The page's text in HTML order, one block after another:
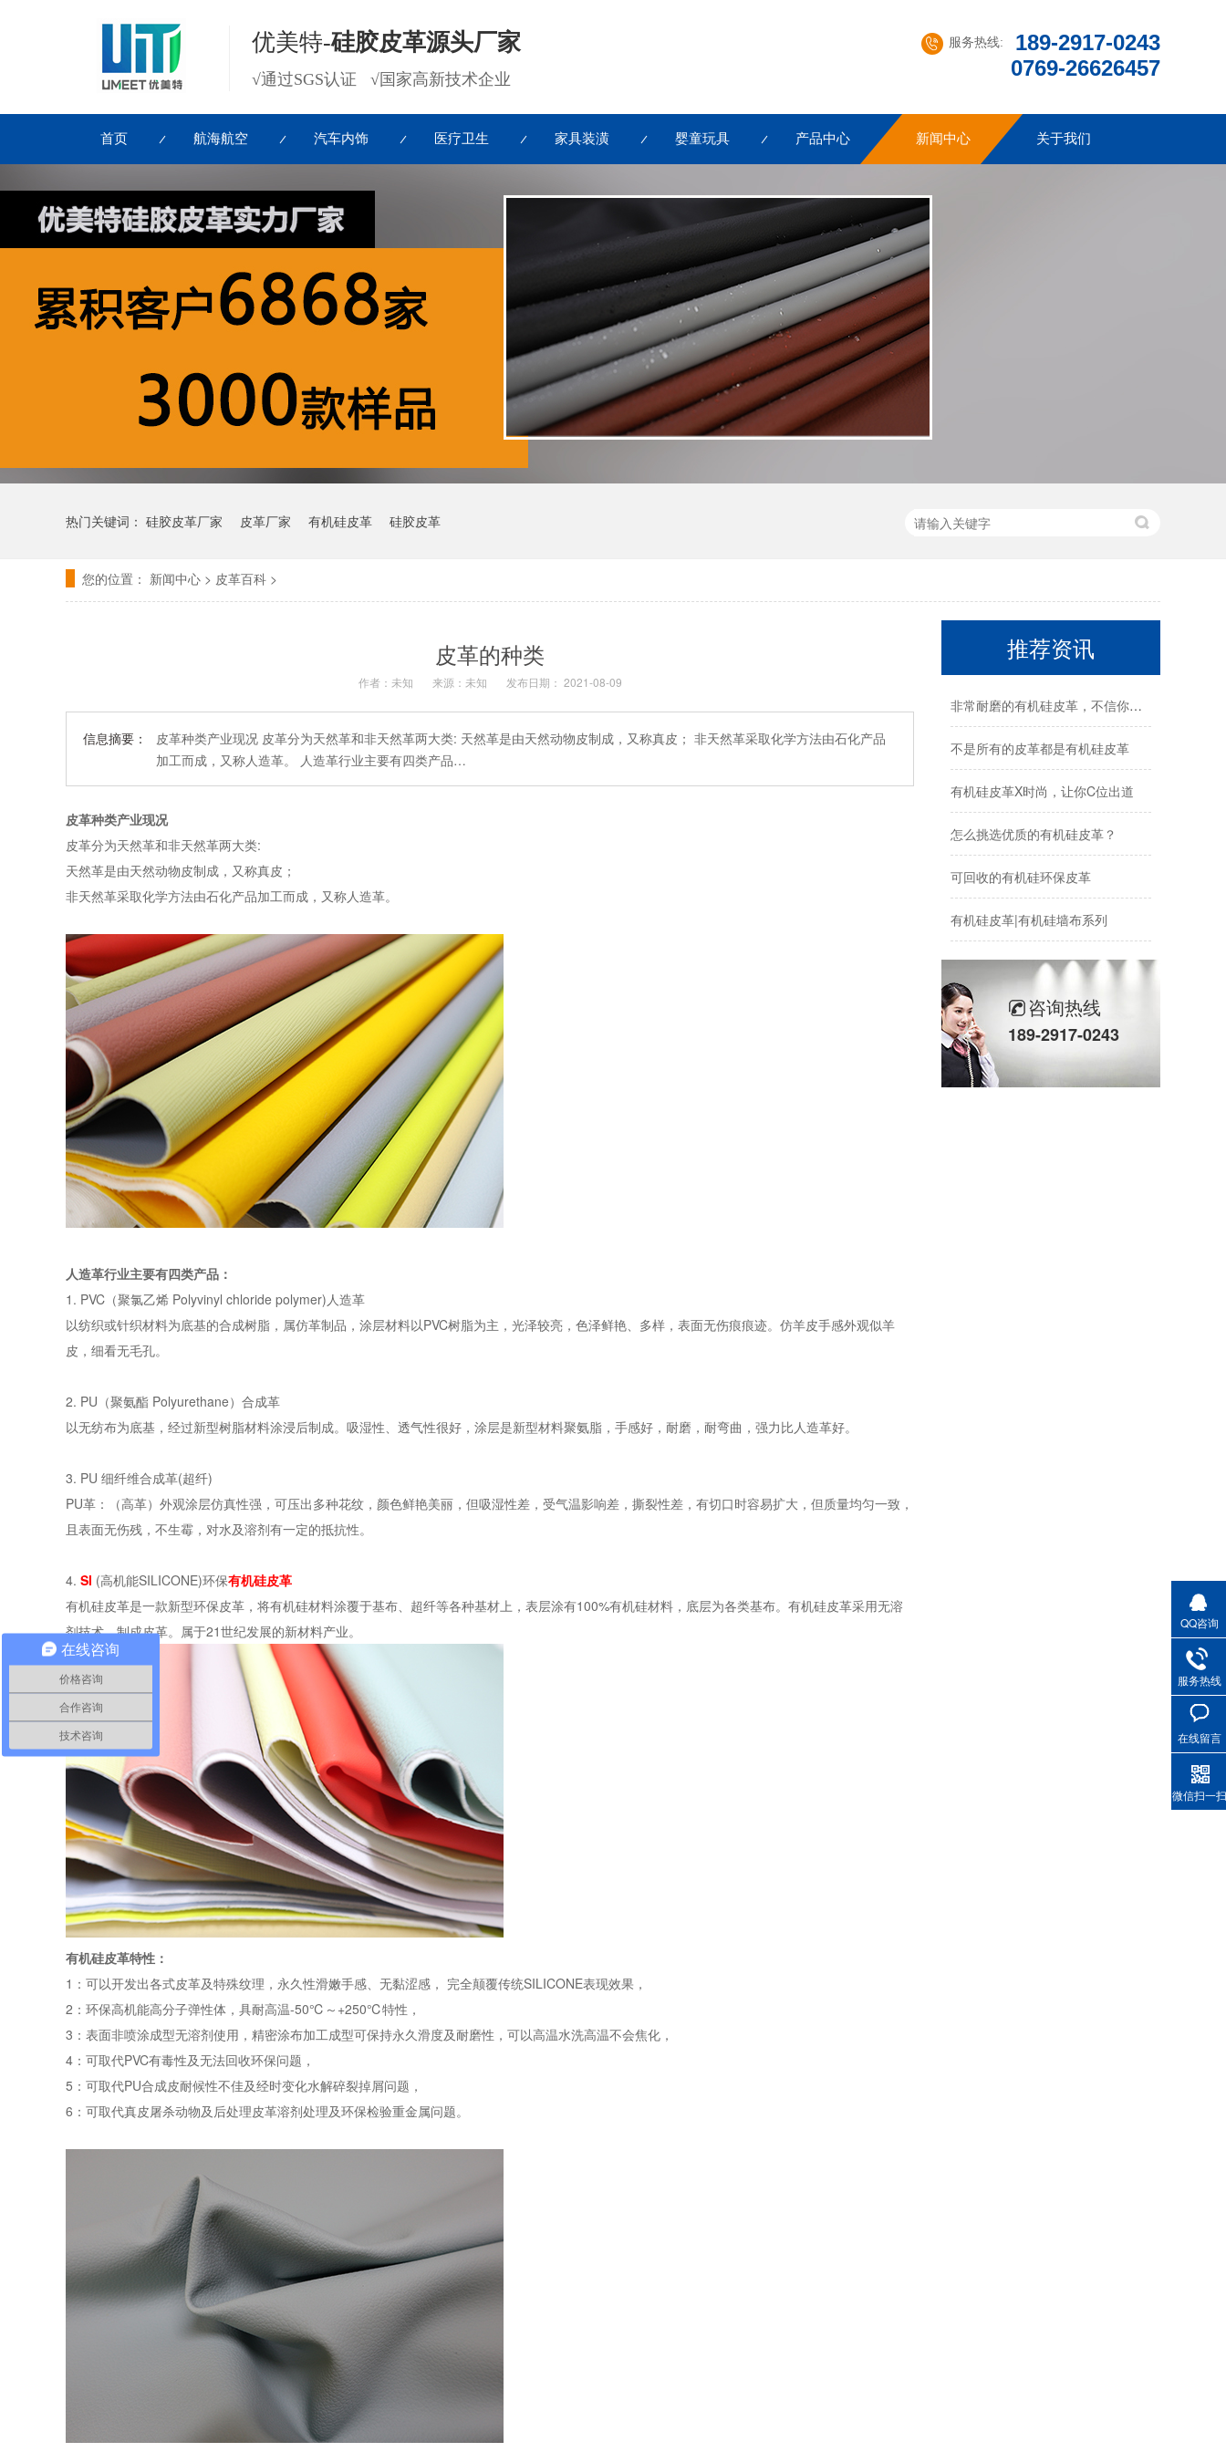
优美特-硅胶皮革源头厂家
√通过SGS认证 √国家高新技术企业
服务热线:
189-2917-0243
0769-26626457
首页 航海航空 汽车内饰 医疗卫生 家具装潢 婴童玩具 产品中心 新闻中心 关于我们
热门关键词： 硅胶皮革厂家 皮革厂家 有机硅皮革 硅胶皮革
您的位置： 新闻中心 > 皮革百科 >
皮革的种类
作者：未知 来源：未知 发布日期： 2021-08-09
信息摘要：
皮革种类产业现况 皮革分为天然革和非天然革两大类: 天然革是由天然动物皮制成，又称真皮； 非天然革采取化学方法由石化产品
加工而成，又称人造革。 人造革行业主要有四类产品…
皮革种类产业现况
皮革分为天然革和非天然革两大类:
天然革是由天然动物皮制成，又称真皮；
非天然革采取化学方法由石化产品加工而成，又称人造革。
人造革行业主要有四类产品：
1. PVC（聚氯乙烯 Polyvinyl chloride polymer)人造革
以纺织或针织材料为底基的合成树脂，属仿革制品，涂层材料以PVC树脂为主，光泽较亮，色泽鲜艳、多样，表面无伤痕痕迹。仿羊皮手感外观似羊
皮，细看无毛孔。
2. PU（聚氨酯 Polyurethane）合成革
以无纺布为底基，经过新型树脂材料涂浸后制成。吸湿性、透气性很好，涂层是新型材料聚氨脂，手感好，耐磨，耐弯曲，强力比人造革好。
3. PU 细纤维合成革(超纤)
PU革：（高革）外观涂层仿真性强，可压出多种花纹，颜色鲜艳美丽，但吸湿性差，受气温影响差，撕裂性差，有切口时容易扩大，但质量均匀一致，
且表面无伤残，不生霉，对水及溶剂有一定的抵抗性。
4. SI (高机能SILICONE)环保有机硅皮革
有机硅皮革是一款新型环保皮革，将有机硅材料涂覆于基布、超纤等各种基材上，表层涂有100%有机硅材料，底层为各类基布。有机硅皮革采用无溶
剂技术，制成皮革。属于21世纪发展的新材料产业。
有机硅皮革特性：
1：可以开发出各式皮革及特殊纹理，永久性滑嫩手感、无黏涩感， 完全颠覆传统SILICONE表现效果，
2：环保高机能高分子弹性体，具耐高温-50℃～+250℃特性，
3：表面非喷涂成型无溶剂使用，精密涂布加工成型可保持永久滑度及耐磨性，可以高温水洗高温不会焦化，
4：可取代PVC有毒性及无法回收环保问题，
5：可取代PU合成皮耐候性不佳及经时变化水解碎裂掉屑问题，
6：可取代真皮屠杀动物及后处理皮革溶剂处理及环保检验重金属问题。
推荐资讯
非常耐磨的有机硅皮革，不信你试试？
不是所有的皮革都是有机硅皮革
有机硅皮革X时尚，让你C位出道
怎么挑选优质的有机硅皮革？
可回收的有机硅环保皮革
有机硅皮革|有机硅墙布系列
咨询热线
189-2917-0243
QQ咨询
服务热线
在线留言
微信扫一扫
在线咨询
价格咨询
合作咨询
技术咨询